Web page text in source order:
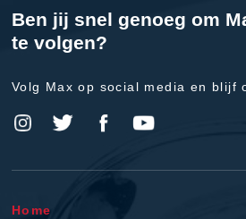
Ben jij snel genoeg om
te volgen?
Volg Max op social media en blijf
Home